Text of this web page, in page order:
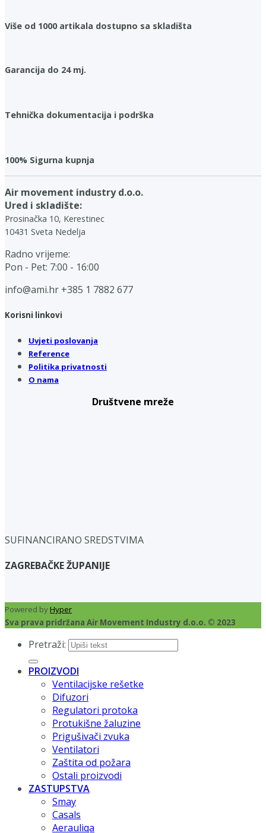
Više od 1000 artikala dostupno sa skladišta
Garancija do 24 mj.
Tehnička dokumentacija i podrška
100% Sigurna kupnja
Air movement industry d.o.o.
Ured i skladište:
Prosinačka 10, Kerestinec
10431 Sveta Nedelja
Radno vrijeme:
Pon - Pet: 7:00 - 16:00
info@ami.hr +385 1 7882 677
Korisni linkovi
Uvjeti poslovanja
Reference
Politika privatnosti
O nama
Društvene mreže
SUFINANCIRANO SREDSTVIMA
ZAGREBAČKE ŽUPANIJE
Powered byHyper
Sva prava pridržana Air Movement Industry d.o.o. © 2023
Pretraži:
PROIZVODI
Ventilacijske rešetke
Difuzori
Regulatori protoka
Protukišne žaluzine
Prigušivači zvuka
Ventilatori
Zaštita od požara
Ostali proizvodi
ZASTUPSTVA
Smay
Casals
Aerauliqa